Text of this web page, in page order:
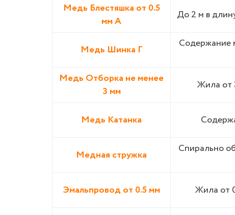
Медь Блестяшка от 0.5
мм А
До 2 м в
Медь Шинка Г
Содержание
Медь Отборка не менее
3 мм
Жила от
Медь Катанка
Медная стружка
Спирально
Эмальпровод от 0.5 мм Жила от